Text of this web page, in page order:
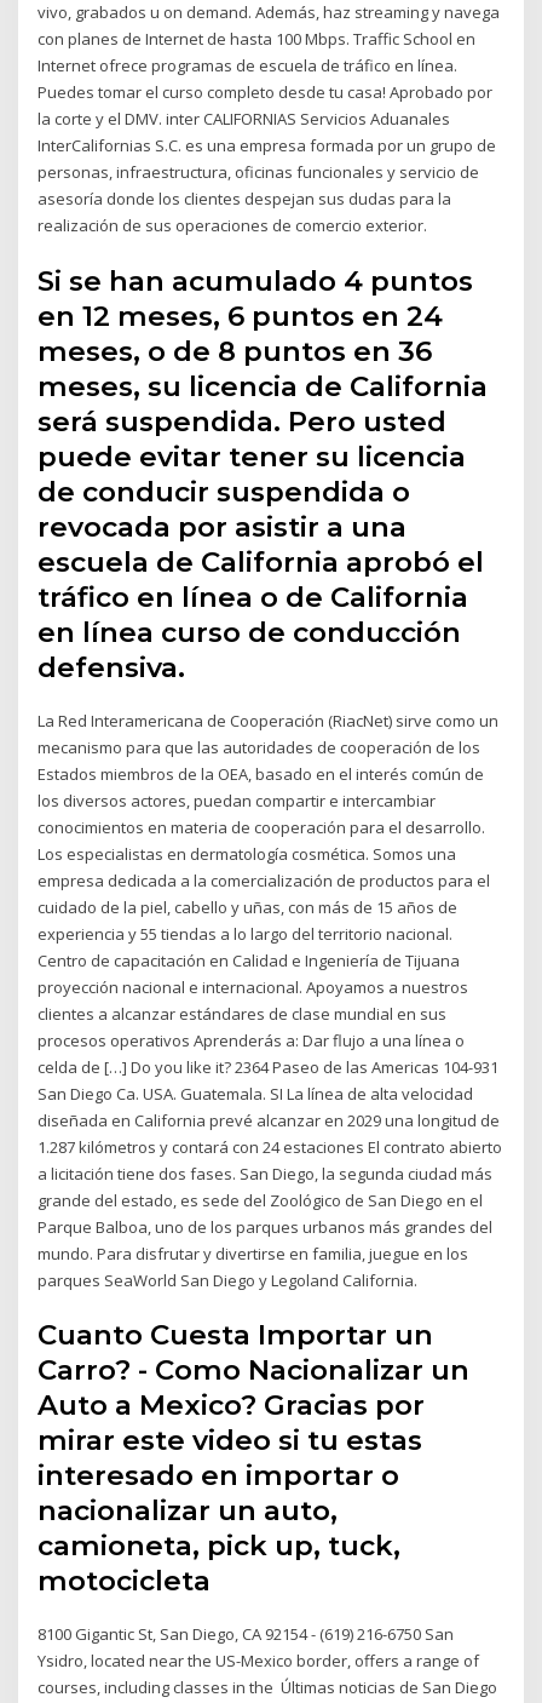
vivo, grabados u on demand. Además, haz streaming y navega
con planes de Internet de hasta 100 Mbps. Traffic School en
Internet ofrece programas de escuela de tráfico en línea.
Puedes tomar el curso completo desde tu casa! Aprobado por
la corte y el DMV. inter CALIFORNIAS Servicios Aduanales
InterCalifornias S.C. es una empresa formada por un grupo de
personas, infraestructura, oficinas funcionales y servicio de
asesoría donde los clientes despejan sus dudas para la
realización de sus operaciones de comercio exterior.
Si se han acumulado 4 puntos
en 12 meses, 6 puntos en 24
meses, o de 8 puntos en 36
meses, su licencia de California
será suspendida. Pero usted
puede evitar tener su licencia
de conducir suspendida o
revocada por asistir a una
escuela de California aprobó el
tráfico en línea o de California
en línea curso de conducción
defensiva.
La Red Interamericana de Cooperación (RiacNet) sirve como un
mecanismo para que las autoridades de cooperación de los
Estados miembros de la OEA, basado en el interés común de
los diversos actores, puedan compartir e intercambiar
conocimientos en materia de cooperación para el desarrollo.
Los especialistas en dermatología cosmética. Somos una
empresa dedicada a la comercialización de productos para el
cuidado de la piel, cabello y uñas, con más de 15 años de
experiencia y 55 tiendas a lo largo del territorio nacional.
Centro de capacitación en Calidad e Ingeniería de Tijuana
proyección nacional e internacional. Apoyamos a nuestros
clientes a alcanzar estándares de clase mundial en sus
procesos operativos Aprenderás a: Dar flujo a una línea o
celda de […] Do you like it? 2364 Paseo de las Americas 104-931
San Diego Ca. USA. Guatemala. SI La línea de alta velocidad
diseñada en California prevé alcanzar en 2029 una longitud de
1.287 kilómetros y contará con 24 estaciones El contrato abierto
a licitación tiene dos fases. San Diego, la segunda ciudad más
grande del estado, es sede del Zoológico de San Diego en el
Parque Balboa, uno de los parques urbanos más grandes del
mundo. Para disfrutar y divertirse en familia, juegue en los
parques SeaWorld San Diego y Legoland California.
Cuanto Cuesta Importar un
Carro? - Como Nacionalizar un
Auto a Mexico? Gracias por
mirar este video si tu estas
interesado en importar o
nacionalizar un auto,
camioneta, pick up, tuck,
motocicleta
8100 Gigantic St, San Diego, CA 92154 - (619) 216-6750 San
Ysidro, located near the US-Mexico border, offers a range of
courses, including classes in the Últimas noticias de San Diego